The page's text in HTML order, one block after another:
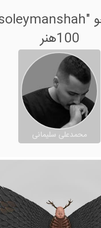
100هنر
محمدعلی سلیمانی